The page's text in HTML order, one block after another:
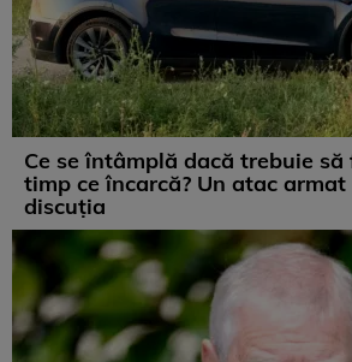
Ce se întâmplă dacă trebuie să
timp ce încarcă? Un atac
discuția